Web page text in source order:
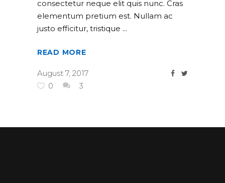
consectetur neque elit quis nunc. Cras
elementum pretium est. Nullam ac
justo efficitur, tristique
READ MORE
August 7, 2017
0
3